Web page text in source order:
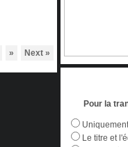
» Next »
Pour la
Le titre et